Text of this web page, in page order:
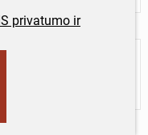
privatumo ir